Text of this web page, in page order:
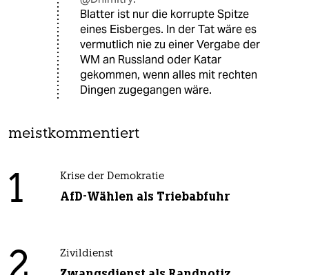
Blatter ist nur die korrupte Spitze
eines Eisberges. In der Tat wäre es
vermutlich nie zu einer Vergabe der
WM an Russland oder Katar
gekommen, wenn alles mit rechten
Dingen zugegangen wäre.
meistkommentiert
1 Krise der Demokratie
AfD-Wählen als Triebabfuhr
Zivildienst